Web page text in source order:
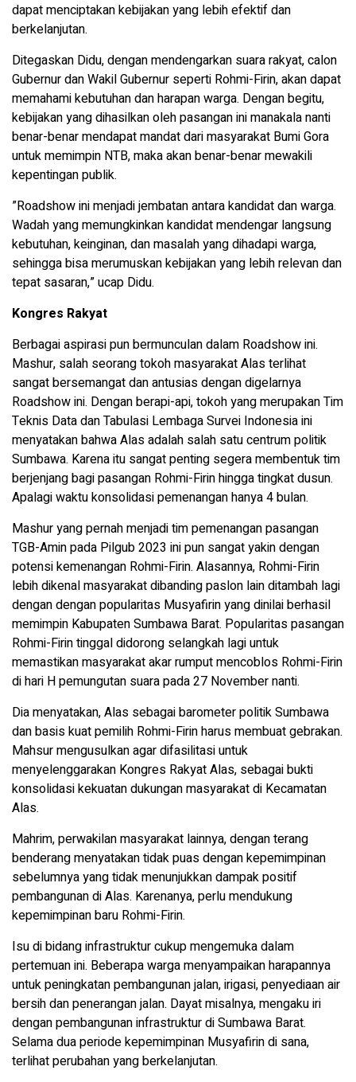
dapat menciptakan kebijakan yang lebih efektif dan
berkelanjutan.
Ditegaskan Didu, dengan mendengarkan suara rakyat, calon
Gubernur dan Wakil Gubernur seperti Rohmi-Firin, akan dapat
memahami kebutuhan dan harapan warga. Dengan begitu,
kebijakan yang dihasilkan oleh pasangan ini manakala nanti
benar-benar mendapat mandat dari masyarakat Bumi Gora
untuk memimpin NTB, maka akan benar-benar mewakili
kepentingan publik.
”Roadshow ini menjadi jembatan antara kandidat dan warga.
Wadah yang memungkinkan kandidat mendengar langsung
kebutuhan, keinginan, dan masalah yang dihadapi warga,
sehingga bisa merumuskan kebijakan yang lebih relevan dan
tepat sasaran,” ucap Didu.
Kongres Rakyat
Berbagai aspirasi pun bermunculan dalam Roadshow ini.
Mashur, salah seorang tokoh masyarakat Alas terlihat
sangat bersemangat dan antusias dengan digelarnya
Roadshow ini. Dengan berapi-api, tokoh yang merupakan Tim
Teknis Data dan Tabulasi Lembaga Survei Indonesia ini
menyatakan bahwa Alas adalah salah satu centrum politik
Sumbawa. Karena itu sangat penting segera membentuk tim
berjenjang bagi pasangan Rohmi-Firin hingga tingkat dusun.
Apalagi waktu konsolidasi pemenangan hanya 4 bulan.
Mashur yang pernah menjadi tim pemenangan pasangan
TGB-Amin pada Pilgub 2023 ini pun sangat yakin dengan
potensi kemenangan Rohmi-Firin. Alasannya, Rohmi-Firin
lebih dikenal masyarakat dibanding paslon lain ditambah lagi
dengan dengan popularitas Musyafirin yang dinilai berhasil
memimpin Kabupaten Sumbawa Barat. Popularitas pasangan
Rohmi-Firin tinggal didorong selangkah lagi untuk
memastikan masyarakat akar rumput mencoblos Rohmi-Firin
di hari H pemungutan suara pada 27 November nanti.
Dia menyatakan, Alas sebagai barometer politik Sumbawa
dan basis kuat pemilih Rohmi-Firin harus membuat gebrakan.
Mahsur mengusulkan agar difasilitasi untuk
menyelenggarakan Kongres Rakyat Alas, sebagai bukti
konsolidasi kekuatan dukungan masyarakat di Kecamatan
Alas.
Mahrim, perwakilan masyarakat lainnya, dengan terang
benderang menyatakan tidak puas dengan kepemimpinan
sebelumnya yang tidak menunjukkan dampak positif
pembangunan di Alas. Karenanya, perlu mendukung
kepemimpinan baru Rohmi-Firin.
Isu di bidang infrastruktur cukup mengemuka dalam
pertemuan ini. Beberapa warga menyampaikan harapannya
untuk peningkatan pembangunan jalan, irigasi, penyediaan air
bersih dan penerangan jalan. Dayat misalnya, mengaku iri
dengan pembangunan infrastruktur di Sumbawa Barat.
Selama dua periode kepemimpinan Musyafirin di sana,
terlihat perubahan yang berkelanjutan.